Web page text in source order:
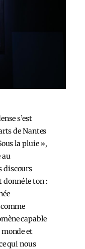
s’est
de Nantes
la pluie »,
au
discours
le ton :
capable
et
qui nous